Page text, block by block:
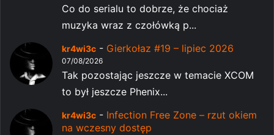
Co do serialu to dobrze, że chociaż
muzyka wraz z czołówką p...
kr4wi3c - Gierkołaz #19 – lipiec 2026
07/08/2026
Tak pozostając jeszcze w temacie XCOM
to był jeszcze Phenix...
kr4wi3c - Infection Free Zone – rzut okiem
na wczesny dostęp